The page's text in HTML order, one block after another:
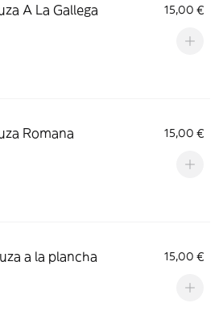
A La Gallega 15,00 €
Romana 15,00 €
a la plancha 15,00 €